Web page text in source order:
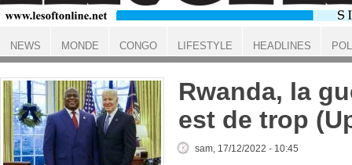
ACCUEIL
Rwanda, la
est de trop
sam, 17/12/2022 - 10:45
NEWS MONDE CONGO LIFESTYLE HEADLINES